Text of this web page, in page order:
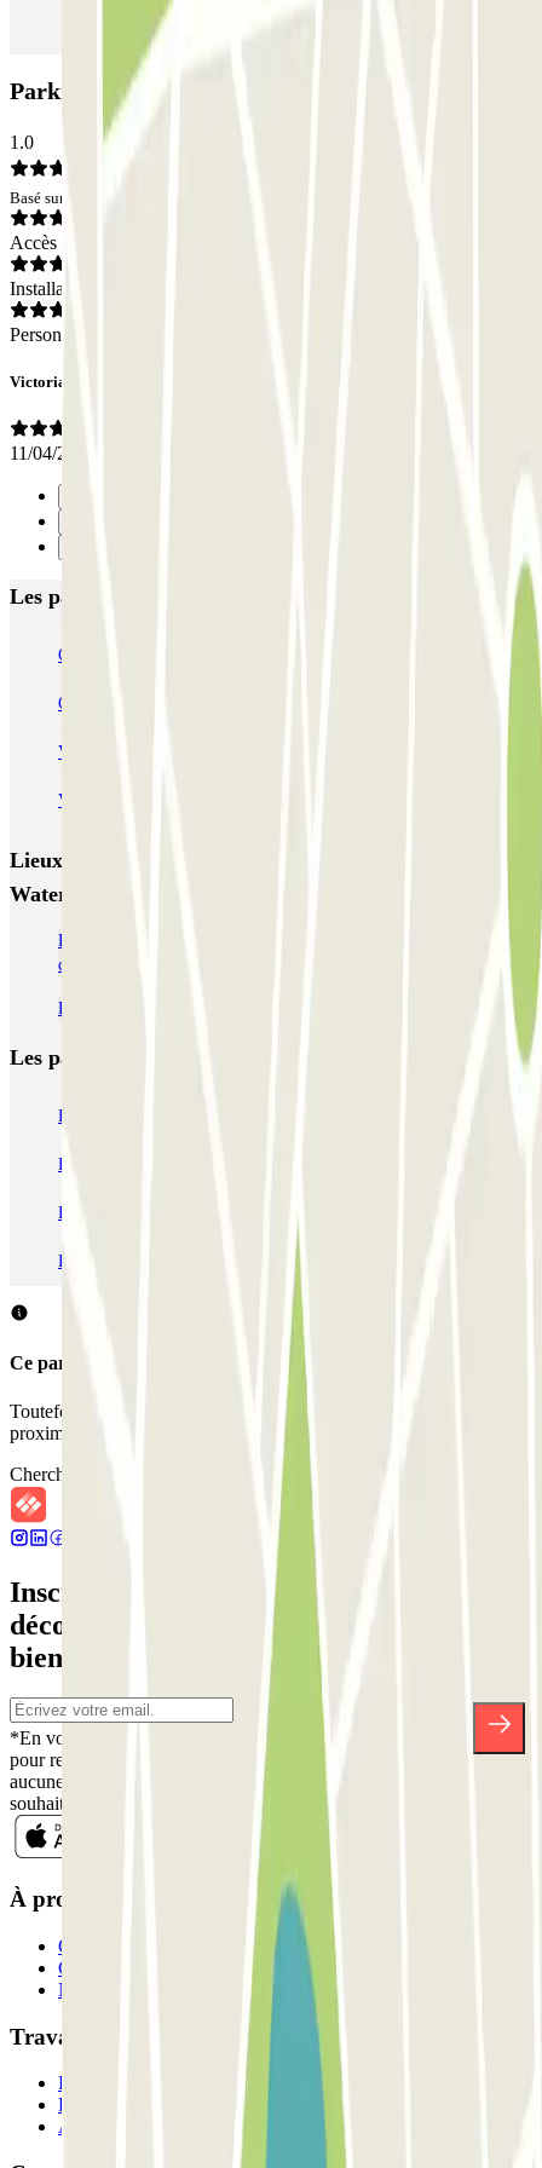
Parking VALET - Waterlooplein markt: Avis
1.0
Basé sur 1 avis
Accès
Installations
Personnel
Victoria
11/04/2019
Les parkings les mieux notés à Amsterdam
Q-Park Nieuwendijk
Q-Park Oostpoort
VALET - NEMO Science Museum
VALET - Stadsschouwburg Amsterdam
Lieux et événements intéressants à proximité VALET -
Waterlooplein markt
Parking Gare Amsterdam Centraal | Réservation de parking pas
cher
Parking Maison Anne Frank
Les parkings les
Parking Paris
Parking Charles de Gaulle - Roissy Aeroport
Parking Aéroport Roland Garros La Réunion P4 Longue Durée
Parking Aéroport Barcelone Parking Aéroport Beauvais
Ce parking ne permet pas de réserver avec Parclick.
Toutefois, vous pouvez réserver une place dans les parkings à
proximité que nous vous proposons.
Chercher des parkings à proximité
Inscrivez-vous à notre newsletter et
découvrez des réductions, des concours et
bien d'autres surprises.
*En vous inscrivant, vous acceptez notre politique de confidentialité
pour recevoir des communications commerciales de Parclick. Sans
aucune obligation, vous pouvez vous désinscrire quand vous le
souhaitez dans la même newsletter.
À propos de Parclick
Qui sommes-nous ?
Comment ça marche?
Nos parkings
Travaillons ensemble?
Professionnels
Fournisseur de parking
Affiliés